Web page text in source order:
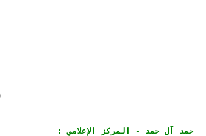
حمد آل حمد - المركز الإعلامي :